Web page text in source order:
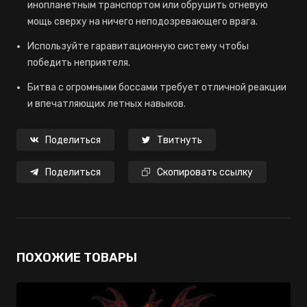
инопланетным транспортом или обрушить огневую
мощь сверху на ничего неподозревающего врага.
Используйте гаравитационную систему чтобы
победить неприятеля.
Битва с огромными боссами требует отличной реакции
и впечатляющих летных навыков.
Поделиться Твитнуть
Поделиться Скопировать ссылку
ПОХОЖИЕ ТОВАРЫ